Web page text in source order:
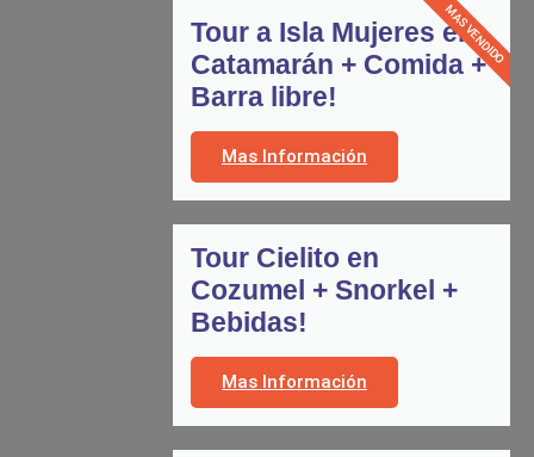
Tour a Isla Mujeres en
Catamarán + Comida +
Barra libre!
Mas Información
MAS VENDIDO
Tour Cielito en
Cozumel + Snorkel +
Bebidas!
Mas Información